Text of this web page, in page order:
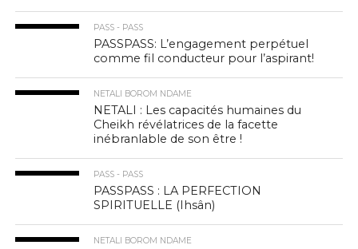
PASS - PASS
PASSPASS: L’engagement perpétuel
comme fil conducteur pour l’aspirant!
NETALI BOROM NDAME
NETALI : Les capacités humaines du
Cheikh révélatrices de la facette
inébranlable de son être !
PASS - PASS
PASSPASS : LA PERFECTION
SPIRITUELLE (Ihsân)
NETALI BOROM NDAME